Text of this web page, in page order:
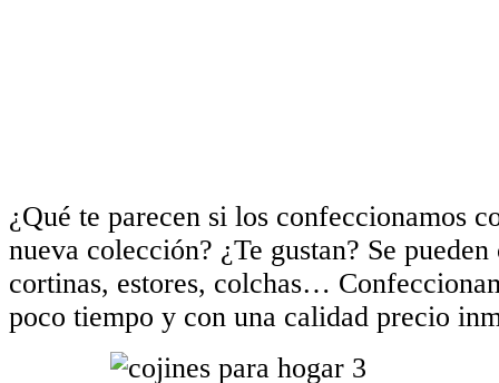
¿Qué te parecen si los confeccionamos
nueva colección? ¿Te gustan? Se
cortinas, estores, colchas…
poco tiempo y con una calidad precio